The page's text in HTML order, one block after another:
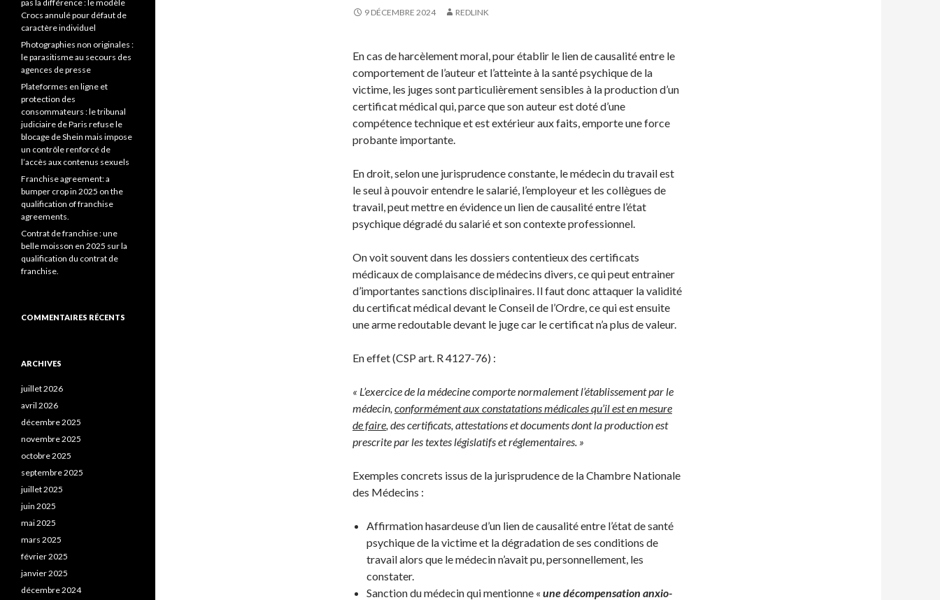
9 DÉCEMBRE 2024 REDLINK
En cas de harcèlement moral, pour établir le lien de causalité entre le
comportement de l’auteur et l’atteinte à la santé psychique de la
victime, les juges sont particulièrement sensibles à la production d’un
certificat médical qui, parce que son auteur est doté d’une
compétence technique et est extérieur aux faits, emporte une force
probante importante.
En droit, selon une jurisprudence constante, le médecin du travail est
le seul à pouvoir entendre le salarié, l’employeur et les collègues de
travail, peut mettre en évidence un lien de causalité entre l’état
psychique dégradé du salarié et son contexte professionnel.
On voit souvent dans les dossiers contentieux des certificats
médicaux de complaisance de médecins divers, ce qui peut entrainer
d’importantes sanctions disciplinaires. Il faut donc attaquer la validité
du certificat médical devant le Conseil de l’Ordre, ce qui est ensuite
une arme redoutable devant le juge car le certificat n’a plus de valeur.
En effet (CSP art. R 4127-76) :
« L’exercice de la médecine comporte normalement l’établissement par le
médecin, conformément aux constatations médicales qu’il est en mesure
de faire, des certificats, attestations et documents dont la production est
prescrite par les textes législatifs et réglementaires. »
Exemples concrets issus de la jurisprudence de la Chambre Nationale
des Médecins :
Affirmation hasardeuse d’un lien de causalité entre l’état de santé
psychique de la victime et la dégradation de ses conditions de
travail alors que le médecin n’avait pu, personnellement, les
constater.
Sanction du médecin qui mentionne « une décompensation anxio-
pas la différence : le modèle
Crocs annulé pour défaut de
caractère individuel
Photographies non originales :
le parasitisme au secours des
agences de presse
Plateformes en ligne et
protection des
consommateurs : le tribunal
judiciaire de Paris refuse le
blocage de Shein mais impose
un contrôle renforcé de
l’accès aux contenus sexuels
Franchise agreement: a
bumper crop in 2025 on the
qualification of franchise
agreements.
Contrat de franchise : une
belle moisson en 2025 sur la
qualification du contrat de
franchise.
COMMENTAIRES RÉCENTS
ARCHIVES
juillet 2026
avril 2026
décembre 2025
novembre 2025
octobre 2025
septembre 2025
juillet 2025
juin 2025
mai 2025
mars 2025
février 2025
janvier 2025
décembre 2024